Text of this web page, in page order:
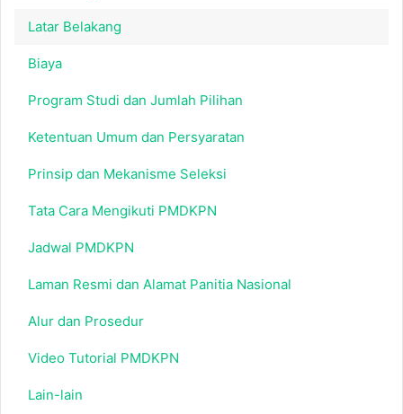
Latar Belakang
Biaya
Program Studi dan Jumlah Pilihan
Ketentuan Umum dan Persyaratan
Prinsip dan Mekanisme Seleksi
Tata Cara Mengikuti PMDKPN
Jadwal PMDKPN
Laman Resmi dan Alamat Panitia Nasional
Alur dan Prosedur
Video Tutorial PMDKPN
Lain-lain